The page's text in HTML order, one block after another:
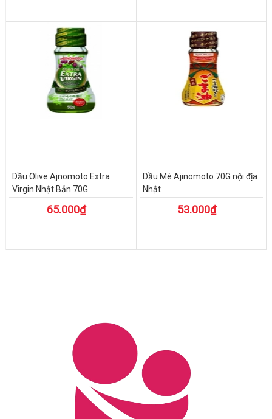
Dầu Olive Ajnomoto Extra
Virgin Nhật Bản 70G
65.000₫
Dầu Mè Ajinomoto 70G nội địa
Nhật
53.000₫